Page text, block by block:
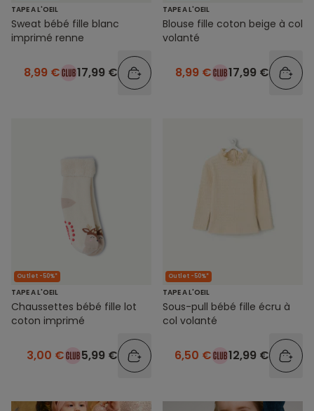
TAPE A L'OEIL
Sweat bébé fille blanc
imprimé renne
8,99 € 17,99 €
TAPE A L'OEIL
Blouse fille coton beige à col
volanté
8,99 € 17,99 €
Outlet -50%*
TAPE A L'OEIL
Chaussettes bébé fille lot
coton imprimé
3,00 € 5,99 €
Outlet -50%*
TAPE A L'OEIL
Sous-pull bébé fille écru à
col volanté
6,50 € 12,99 €